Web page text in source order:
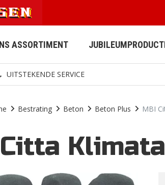
ASSORTIMENT
BESTRATING
UITSTEKENDE SERVICE
Bestrating Beton Beton Plus MBI